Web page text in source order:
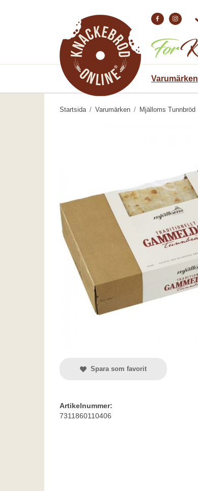
Varumärken
Startsida / Varumärken / Mjälloms Tunnbröd
Spara som favorit
Artikelnummer:
7311860110406